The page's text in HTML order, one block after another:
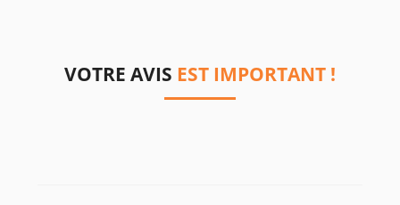
VOTRE AVIS EST IMPORTANT !